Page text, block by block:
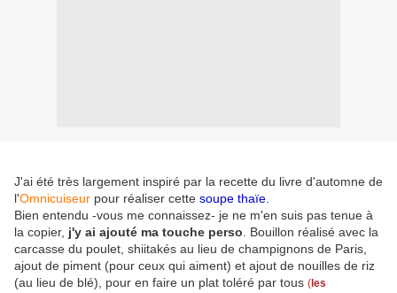
J'ai été très largement inspiré par la recette du livre d'automne de
l'Omnicuiseur pour réaliser cette soupe thaïe
Bien entendu -vous me connaissez- je ne m'en suis pas tenue à
la copier, j'y ai ajouté ma touche perso . Bouillon réalisé avec la
carcasse du poulet, shiitakés au lieu de champignons de Paris,
ajout de piment (pour ceux qui aiment) et ajout de nouilles de riz
(au lieu de blé), pour en faire un plat toléré par tous ( les